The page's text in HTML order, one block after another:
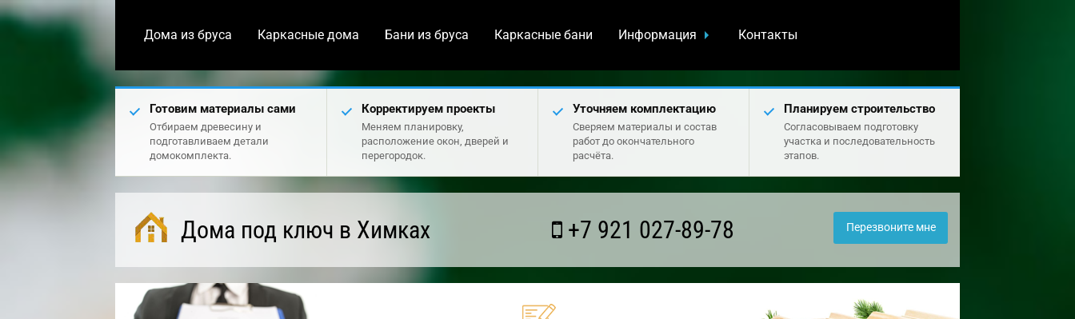
Дома из бруса Каркасные дома Бани из бруса Каркасные бани Информация Контакты
Готовим материалы сами
Отбираем древесину и
подготавливаем детали
домокомплекта.
Корректируем проекты
Меняем планировку,
расположение окон, дверей и
перегородок.
Уточняем комплектацию
Сверяем материалы и состав
работ до окончательного
расчёта.
Планируем строительство
Согласовываем подготовку
участка и последовательность
этапов.
Дома под ключ в Химках +7 921 027-89-78 Перезвоните мне